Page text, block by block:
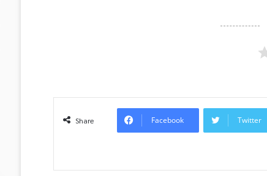
Share Facebook Twitter